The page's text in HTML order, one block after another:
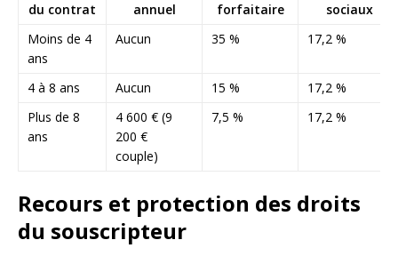
du contrat
annuel
forfaitaire
sociaux
Moins de 4
ans
Aucun 35 % 17,2 %
4 à 8 ans Aucun 15 %
17,2 %
Plus de 8
ans
4 600 € (9
200 €
couple)
7,5 % 17,2 %
Recours et protection des droits
du souscripteur